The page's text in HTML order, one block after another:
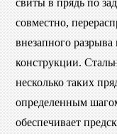
совместно,
внезапного
конструкции.
несколько таких
определенным
обеспечивает